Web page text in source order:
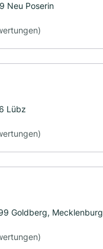
Neu Poserin
Lübz
Goldberg, Mecklenburg